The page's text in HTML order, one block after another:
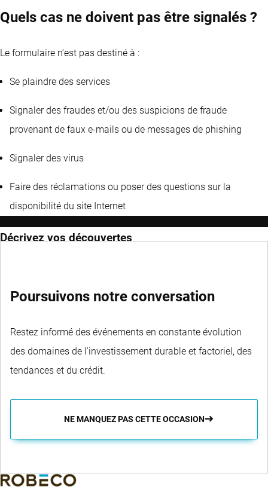
Quels cas ne doivent pas être signalés ?
Le formulaire n’est pas destiné à :
Se plaindre des services
Signaler des fraudes et/ou des suspicions de fraude
provenant de faux e-mails ou de messages de phishing
Signaler des virus
Faire des réclamations ou poser des questions sur la
disponibilité du site Internet
Décrivez vos découvertes
Poursuivons notre conversation
Restez informé des événements en constante évolution
des domaines de l'investissement durable et factoriel, des
tendances et du crédit.
NE MANQUEZ PAS CETTE OCCASION